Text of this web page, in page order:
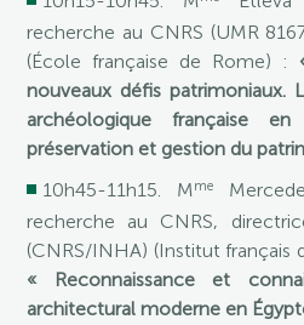
recherche au CNRS (UMR
(École française de Rome) :
nouveaux défis patrimoniaux.
archéologique française
préservation et gestion du
10h45-11h15. Mme
recherche au CNRS,
(CNRS/INHA) (Institut français
« Reconnaissance et
architectural moderne en